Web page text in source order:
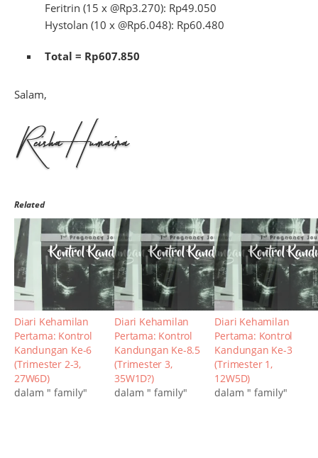
Feritrin (15 x @Rp3.270): Rp49.050
Hystolan (10 x @Rp6.048): Rp60.480
Total = Rp607.850
Salam,
Related
Diari Kehamilan
Pertama: Kontrol
Kandungan Ke-6
(Trimester 2-3,
27W6D)
dalam " family"
Diari Kehamilan
Pertama: Kontrol
Kandungan Ke-8.5
(Trimester 3,
35W1D?)
dalam " family"
Diari Kehamilan
Pertama: Kontrol
Kandungan Ke-3
(Trimester 1,
12W5D)
dalam " family"